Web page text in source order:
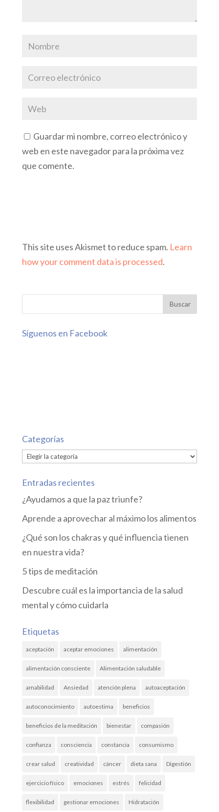
Guardar mi nombre, correo electrónico y
web en este navegador para la próxima vez
que comente.
This site uses Akismet to reduce spam. Learn
how your comment data is processed.
Síguenos en Facebook
Categorías
Categorías
Entradas recientes
¿Ayudamos a que la paz triunfe?
Aprende a aprovechar al máximo los alimentos
¿Qué son los chakras y qué influencia tienen
en nuestra vida?
5 tips de meditación
Descubre cuál es la importancia de la salud
mental y cómo cuidarla
Etiquetas
aceptación aceptar emociones alimentación
alimentación consciente Alimentación saludable
amabilidad Ansiedad atención plena autoaceptación
autoconocimiento autoestima beneficios
beneficios de la meditación bienestar compasión
confianza consciencia constancia consumismo
crear salud creatividad cáncer dieta sana Digestión
ejercicio físico emociones estrés felicidad
flexibilidad gestionar emociones Hidratación